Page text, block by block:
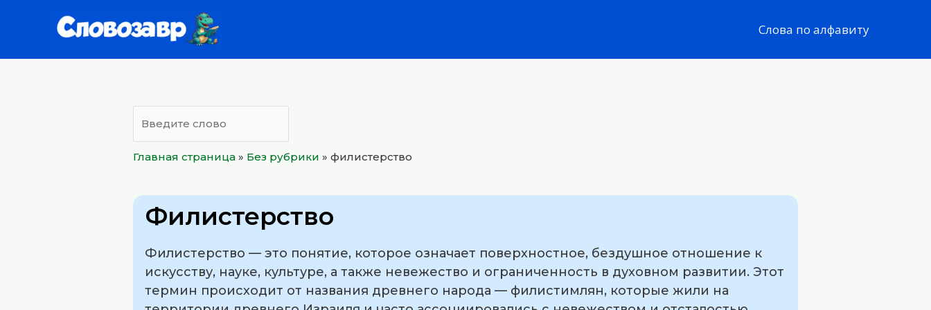
Слова по алфавиту
Главная страница » Без рубрики » филистерство
Филистерство
Филистерство — это понятие, которое означает поверхностное, бездушное отношение к
искусству, науке, культуре, а также невежество и ограниченность в духовном развитии. Этот
термин происходит от названия древнего народа — филистимлян, которые жили на